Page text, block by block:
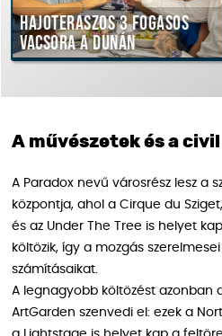
3 fogásos
a Dunán
Esti
A művészetek és a
A Paradox nevű városrész lesz a
központja, ahol a Cirque du
és az Under The Tree is helyet
költözik, így a mozgás
számításaikat.
A legnagyobb költözést azonban
ArtGarden szenvedi el: ezek a